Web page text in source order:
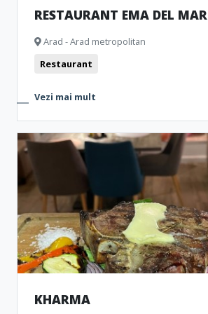
RESTAURANT EMA DEL MAR
Arad - Arad metropolitan
Restaurant
Vezi mai mult
KHARMA